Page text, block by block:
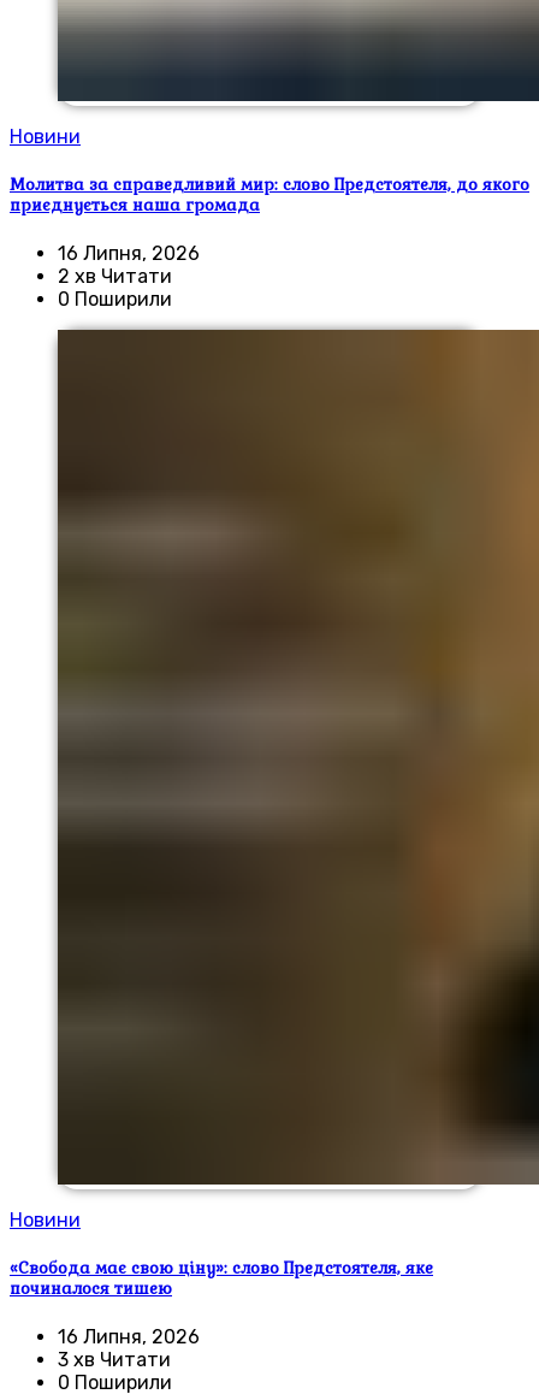
Новини
Молитва за справедливий мир: слово Предстоятеля, до якого
приєднується наша громада
16 Липня, 2026
2 хв Читати
0 Поширили
Новини
«Свобода має свою ціну»: слово Предстоятеля, яке
починалося тишею
16 Липня, 2026
3 хв Читати
0 Поширили